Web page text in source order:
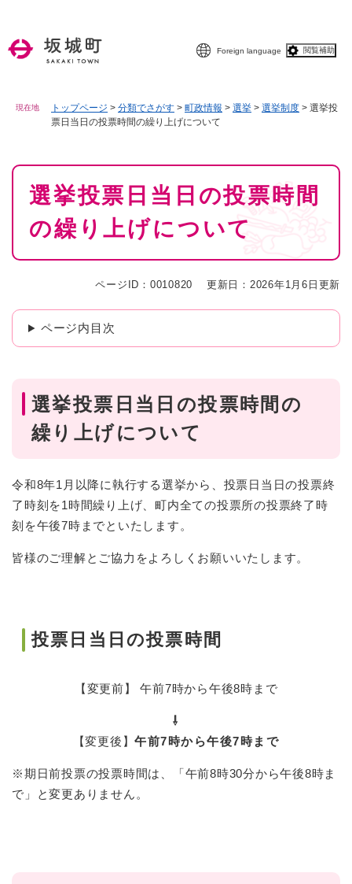
Foreign language 閲覧補助
現在地 トップページ > 分類でさがす > 町政情報 > 選挙 > 選挙制度 > 選挙投
票日当日の投票時間の繰り上げについて
本
選挙投票日当日の投票時間
の繰り上げについて
ページID：0010820 更新日：2026年1月6日更新
ページ内目次
選挙投票日当日の投票時間の
繰り上げについて
令和8年1月以降に執行する選挙から、投票日当日の投票終
了時刻を1時間繰り上げ、町内全ての投票所の投票終了時
刻を午後7時までといたします。
皆様のご理解とご協力をよろしくお願いいたします。
投票日当日の投票時間
【変更前】 午前7時から午後8時まで
⇩
【変更後】午前7時から午後7時まで
※期日前投票の投票時間は、「午前8時30分から午後8時ま
で」と変更ありません。